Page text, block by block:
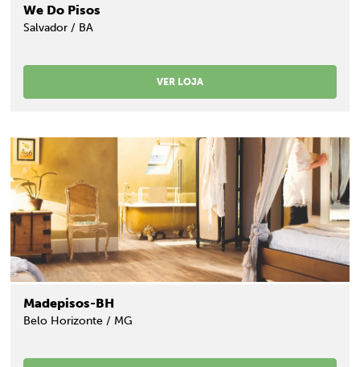
We Do Pisos
Salvador / BA
VER LOJA
Madepisos-BH
Belo Horizonte / MG